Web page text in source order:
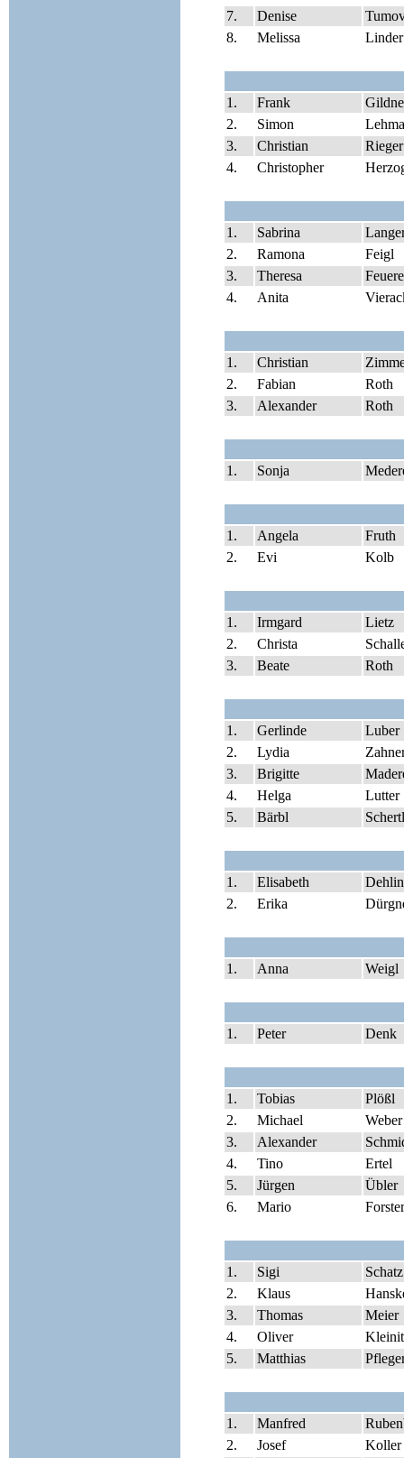
7.
Denise
8.
Melissa Linder
1. Frank
2.
Simon
3.
Christian
Rieger
4.
Christopher
1. Sabrina
2.
Ramona
Feigl
3.
Theresa
4.
Anita
1. Christian
2.
Fabian
Roth
3.
Alexander Roth
1. Sonja
1. Angela
Fruth
2.
Evi Kolb
1. Irmgard
Lietz
2.
Christa
3.
Beate Roth
1. Gerlinde
Luber
2.
Lydia
3.
Brigitte
4.
Helga
Lutter
5.
Bärbl Schertl
1. Elisabeth
2.
Erika
1. Anna Weigl
1. Peter Denk
1. Tobias
Plößl
2.
Michael
Weber
3.
Alexander
4.
Tino
Ertel
5.
Jürgen
Übler
6.
Mario Forster
1. Sigi
Schatz
2.
Klaus
3.
Thomas
Meier
4.
Oliver
5.
Matthias
1. Manfred
2.
Josef
Koller